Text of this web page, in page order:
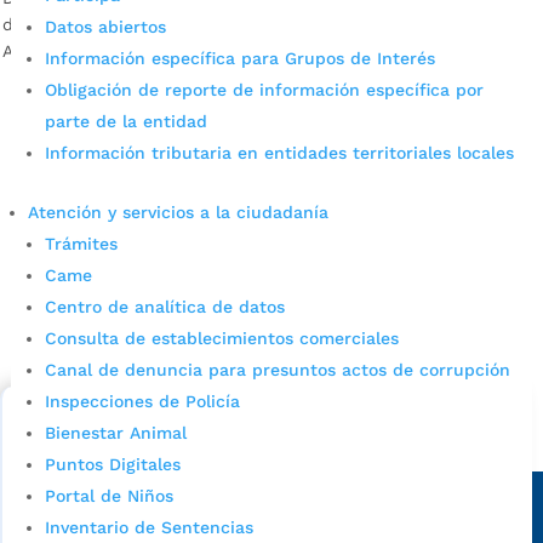
Datos abiertos
Información específica para Grupos de Interés
Obligación de reporte de información específica por
parte de la entidad
Información tributaria en entidades territoriales locales
Atención y servicios a la ciudadanía
Trámites
Came
Centro de analítica de datos
Consulta de establecimientos comerciales
Canal de denuncia para presuntos actos de corrupción
Inspecciones de Policía
Bienestar Animal
Puntos Digitales
Portal de Niños
Inventario de Sentencias
de Saneamiento Básico de la Secretaría de Salud y
Ambiente La actividad se cumple […]
Consulta aqui los pasos para inscribirse y solicitar un
Alcaldía de Bucaramanga
Sede principal